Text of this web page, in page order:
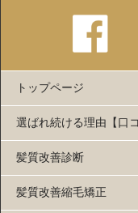
トップページ
選ばれ続ける理由【口コ
髪質改善診断
髪質改善縮毛矯正